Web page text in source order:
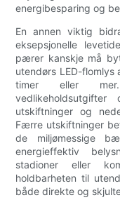
energibesparing og
En annen viktig
eksepsjonelle
pærer kanskje må
utendørs LED-
timer eller
vedlikeholdsutgifter
utskiftninger og
Færre utskiftninger
de miljømessige
energieffektiv
stadioner eller
holdbarheten til
både direkte og